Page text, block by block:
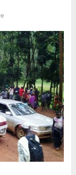
Kivu
:
le
trafic
suspendu
sur
le
tronçon
Butembo-
Beni